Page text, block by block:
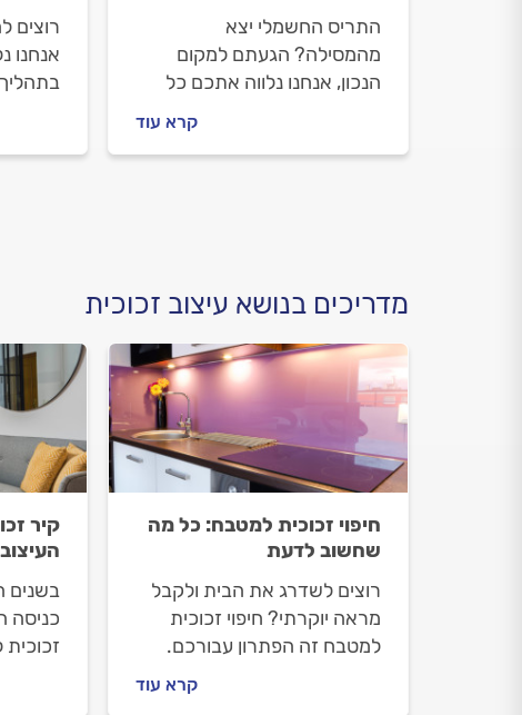
התריס החשמלי יצא
מהמסילה? הגעתם למקום
הנכון, אנחנו נלווה אתכם כל
מול מתקן תריסים וכמה יעלה
לכם התיקון? כל התשובות
קרא עוד
רוצים
אנחנו
מדריכים בנושא עיצוב זכוכית
חיפוי זכוכית למטבח: כל מה
שחשוב לדעת
רוצים לשדרג את הבית ולקבל
מראה יוקרתי? חיפוי זכוכית
למטבח זה הפתרון עבורכם.
זכוכית למטבח, מה היתרונות
קרא עוד
קיר
בשנים
כניסה